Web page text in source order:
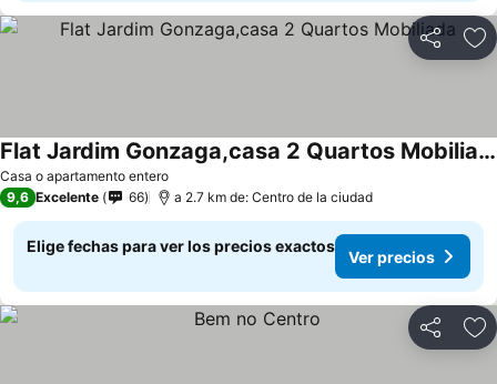
Compartir
Casa o apartamento entero
Flat Jardim Gonzaga,casa 2 Quartos Mobiliada
9,6 Excelente 66 a 2.7 km de: Centro de la ciudad
Elige fechas para ver los precios exactos
Ver precios
Compartir